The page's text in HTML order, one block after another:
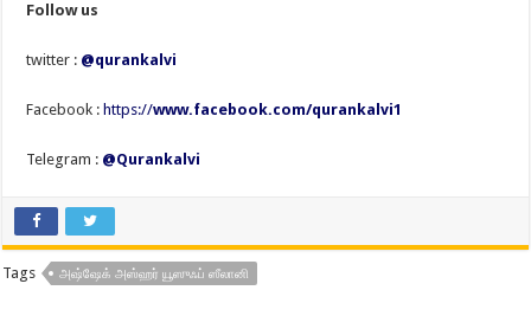
Follow us
twitter : @qurankalvi
Facebook : https://www.facebook.com/qurankalvi1
Telegram : @Qurankalvi
Tags அஷ்ஷேக் அஸ்ஹர் யூஸுஃப் ஸீலானி